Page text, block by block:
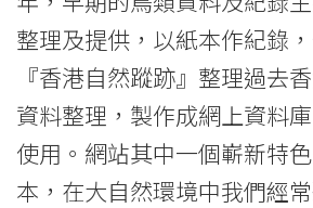
地
圖
網
站
整理及提供，以紙本作紀錄
『香港自然蹤跡』整理過去
資料整理，製作成網上資料
使用。網站其中一個嶄新特
本，在大自然環境中我們經